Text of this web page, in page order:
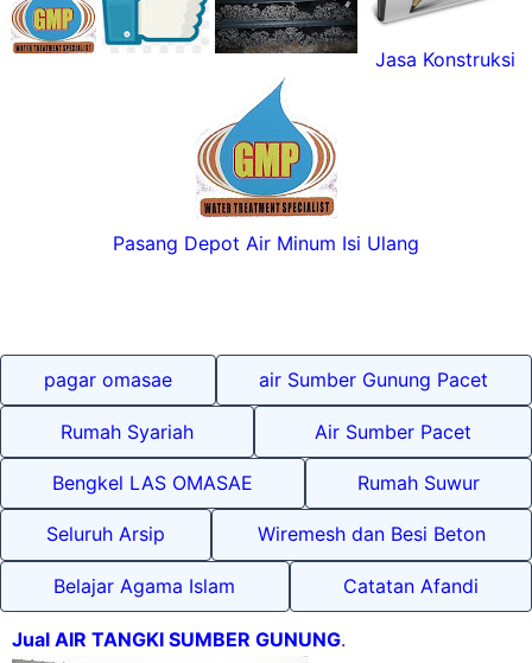
Jasa Konstruksi
Pasang Depot Air Minum Isi Ulang
air Sumber Gunung Pacet
Seluruh Arsip Wiremesh dan Besi Beton
Catatan Afandi